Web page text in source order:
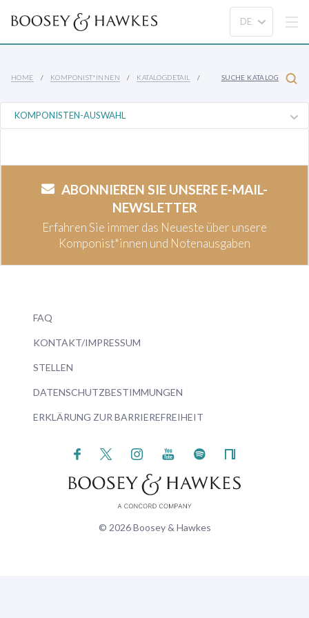
HOME KOMPONIST*INNEN KATALOGDETAIL SUCHE KATALOG
ABONNIEREN SIE UNSERE E-MAIL-
NEWSLETTER
Erfahren Sie immer das Neueste über unsere
Komponist*innen und Notenausgaben
FAQ
KONTAKT/IMPRESSUM
STELLEN
DATENSCHUTZBESTIMMUNGEN
ERKLÄRUNG ZUR BARRIEREFREIHEIT
© 2026 Boosey & Hawkes